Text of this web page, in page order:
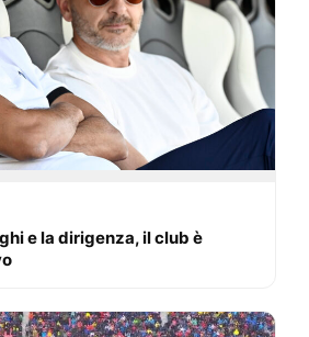
e la dirigenza, il club è